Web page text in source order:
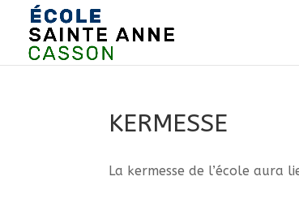
KERMESSE
La kermesse de l’école aura